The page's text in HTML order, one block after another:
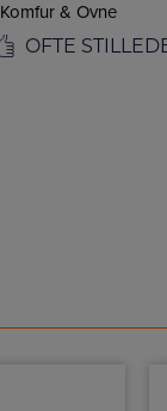
Komfur & Ovne
OFTE